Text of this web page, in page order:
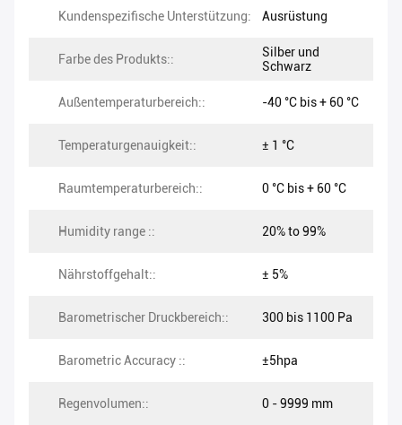
Kundenspezifische Unterstützung: Ausrüstung
Farbe des Produkts::
Silber und
Schwarz
Außentemperaturbereich:: -40 °C bis + 60 °C
Temperaturgenauigkeit:: ± 1 °C
Raumtemperaturbereich:: 0 °C bis + 60 °C
Humidity range :: 20% to 99%
Nährstoffgehalt:: ± 5%
Barometrischer Druckbereich:: 300 bis 1100 Pa
Barometric Accuracy :: ±5hpa
Regenvolumen:: 0 - 9999 mm